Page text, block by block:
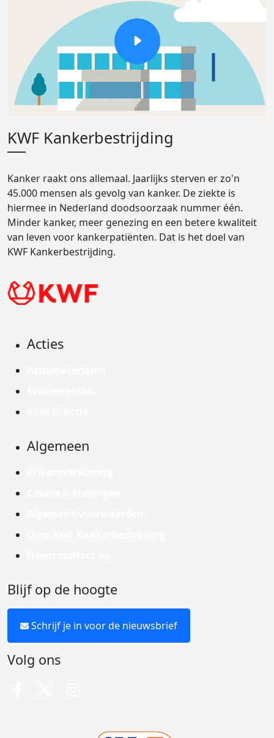
KWF Kankerbestrijding
Kanker raakt ons allemaal. Jaarlijks sterven er zo'n
45.000 mensen als gevolg van kanker. De ziekte is
hiermee in Nederland doodsoorzaak nummer één.
Minder kanker, meer genezing en een betere kwaliteit
van leven voor kankerpatiënten. Dat is het doel van
KWF Kankerbestrijding.
Acties
Algemeen
Blijf op de hoogte
Schrijf je in voor de nieuwsbrief
Volg ons